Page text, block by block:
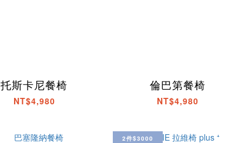
托斯卡尼餐椅
NT$4,980
倫巴第餐椅
NT$4,980
2件$3000